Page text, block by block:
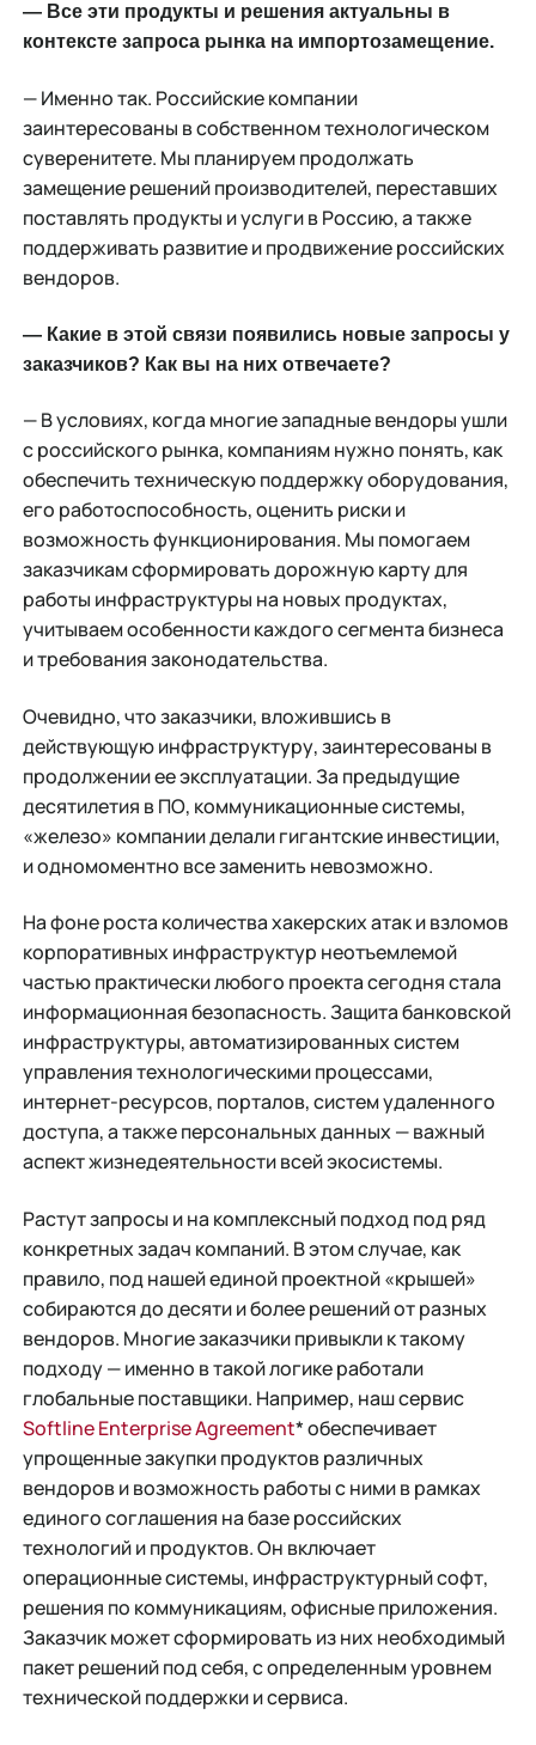
— Все эти продукты и решения актуальны в
контексте запроса рынка на импортозамещение.
— Именно так. Российские компании
заинтересованы в собственном технологическом
суверенитете. Мы планируем продолжать
замещение решений производителей, переставших
поставлять продукты и услуги в Россию, а также
поддерживать развитие и продвижение российских
вендоров.
— Какие в этой связи появились новые запросы у
заказчиков? Как вы на них отвечаете?
— В условиях, когда многие западные вендоры ушли
с российского рынка, компаниям нужно понять, как
обеспечить техническую поддержку оборудования,
его работоспособность, оценить риски и
возможность функционирования. Мы помогаем
заказчикам сформировать дорожную карту для
работы инфраструктуры на новых продуктах,
учитываем особенности каждого сегмента бизнеса
и требования законодательства.
Очевидно, что заказчики, вложившись в
действующую инфраструктуру, заинтересованы в
продолжении ее эксплуатации. За предыдущие
десятилетия в ПО, коммуникационные системы,
«железо» компании делали гигантские инвестиции,
и одномоментно все заменить невозможно.
На фоне роста количества хакерских атак и взломов
корпоративных инфраструктур неотъемлемой
частью практически любого проекта сегодня стала
информационная безопасность. Защита банковской
инфраструктуры, автоматизированных систем
управления технологическими процессами,
интернет-ресурсов, порталов, систем удаленного
доступа, а также персональных данных — важный
аспект жизнедеятельности всей экосистемы.
Растут запросы и на комплексный подход под ряд
конкретных задач компаний. В этом случае, как
правило, под нашей единой проектной «крышей»
собираются до десяти и более решений от разных
вендоров. Многие заказчики привыкли к такому
подходу — именно в такой логике работали
глобальные поставщики. Например, наш сервис
Softline Enterprise Agreement* обеспечивает
упрощенные закупки продуктов различных
вендоров и возможность работы с ними в рамках
единого соглашения на базе российских
технологий и продуктов. Он включает
операционные системы, инфраструктурный софт,
решения по коммуникациям, офисные приложения.
Заказчик может сформировать из них необходимый
пакет решений под себя, с определенным уровнем
технической поддержки и сервиса.